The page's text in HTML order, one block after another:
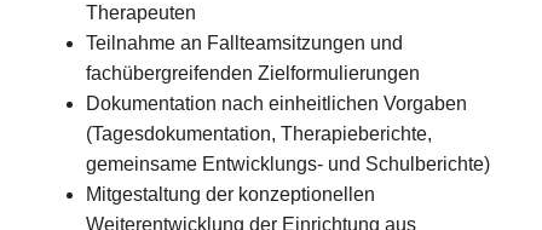
Therapeuten
Teilnahme an Fallteamsitzungen und
fachübergreifenden Zielformulierungen
Dokumentation nach einheitlichen Vorgaben
(Tagesdokumentation, Therapieberichte,
gemeinsame Entwicklungs- und Schulberichte)
Mitgestaltung der konzeptionellen
Weiterentwicklung der Einrichtung aus